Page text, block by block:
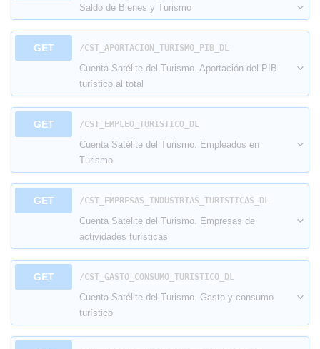
Saldo de Bienes y Turismo
GET ​/CST_APORTACION_TURISMO_PIB_DL
Cuenta Satélite del Turismo. Aportación del PIB
turístico al total
GET ​/CST_EMPLEO_TURISTICO_DL
Cuenta Satélite del Turismo. Empleados en
Turismo
GET ​/CST_EMPRESAS_INDUSTRIAS_TURISTICAS_DL
Cuenta Satélite del Turismo. Empresas de
actividades turísticas
GET ​/CST_GASTO_CONSUMO_TURISTICO_DL
Cuenta Satélite del Turismo. Gasto y consumo
turístico